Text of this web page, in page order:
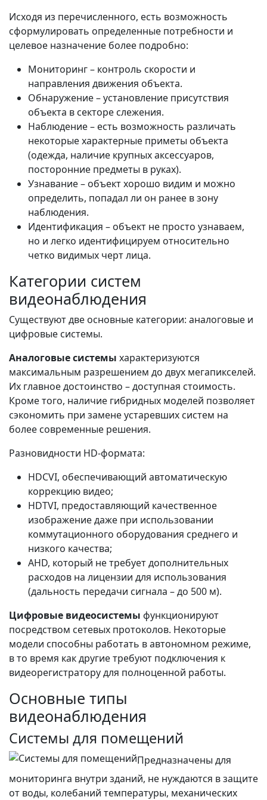
Исходя из перечисленного, есть возможность
сформулировать определенные потребности и
целевое назначение более подробно:
Мониторинг – контроль скорости и
направления движения объекта.
Обнаружение – установление присутствия
объекта в секторе слежения.
Наблюдение – есть возможность различать
некоторые характерные приметы объекта
(одежда, наличие крупных аксессуаров,
посторонние предметы в руках).
Узнавание – объект хорошо видим и можно
определить, попадал ли он ранее в зону
наблюдения.
Идентификация – объект не просто узнаваем,
но и легко идентифицируем относительно
четко видимых черт лица.
Категории систем
видеонаблюдения
Существуют две основные категории: аналоговые и
цифровые системы.
Аналоговые системы характеризуются
максимальным разрешением до двух мегапикселей.
Их главное достоинство – доступная стоимость.
Кроме того, наличие гибридных моделей позволяет
сэкономить при замене устаревших систем на
более современные решения.
Разновидности HD-формата:
HDCVI, обеспечивающий автоматическую
коррекцию видео;
HDTVI, предоставляющий качественное
изображение даже при использовании
коммутационного оборудования среднего и
низкого качества;
AHD, который не требует дополнительных
расходов на лицензии для использования
(дальность передачи сигнала – до 500 м).
Цифровые видеосистемы функционируют
посредством сетевых протоколов. Некоторые
модели способны работать в автономном режиме,
в то время как другие требуют подключения к
видеорегистратору для полноценной работы.
Основные типы
видеонаблюдения
Системы для помещений
Предназначены для
мониторинга внутри зданий, не нуждаются в защите
от воды, колебаний температуры, механических